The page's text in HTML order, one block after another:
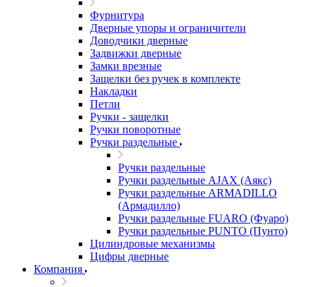
Фурнитура
Дверные упоры и ограничители
Доводчики дверные
Задвижки дверные
Замки врезные
Защелки без ручек в комплекте
Накладки
Петли
Ручки - защелки
Ручки поворотные
Ручки раздельные
Ручки раздельные
Ручки раздельные AJAX (Аякс)
Ручки раздельные ARMADILLO
(Армадилло)
Ручки раздельные FUARO (Фуаро)
Ручки раздельные PUNTO (Пунто)
Цилиндровые механизмы
Цифры дверные
Компания